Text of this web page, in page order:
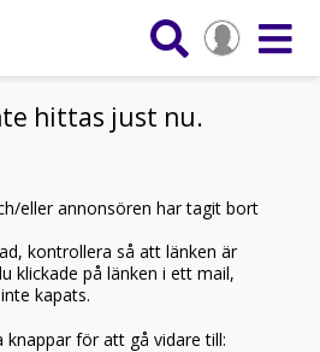
hittas just nu.
eller annonsören har tagit bort
kontrollera så att länken är
klickade på länken i ett mail,
kapats.
knappar för att gå vidare till: